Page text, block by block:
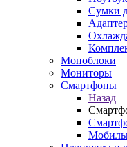
Сумки
Моноблоки
Мониторы
Смартфоны
Назад